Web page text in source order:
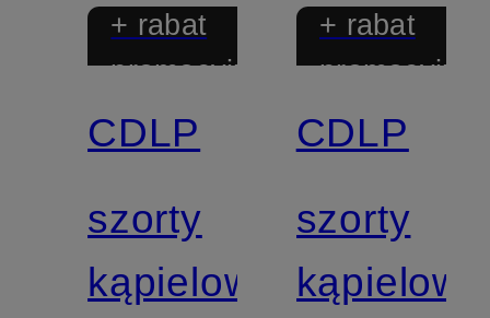
+ rabat
promocyjny
CDLP
szorty
kąpielowe
+ rabat
promocyjny
CDLP
szorty
kąpielowe